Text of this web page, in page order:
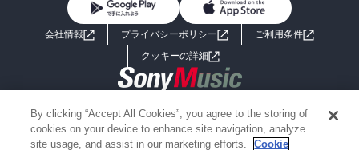
ライトノベル 男子向けラノベ
小説
海外小説
ミステリー SF
よくあるご質問 お問い合わせ
会社情報 プライバシーポリシー
ご利用条件
クッキーの詳細
Copyright 2017 - 2026 Sony Music Entertainment(Japan) Inc.
Information on the site is for the Japan domestic market only
powered by
By clicking “Accept All Cookies”, you agree to the storing of
cookies on your device to enhance site navigation, analyze
site usage, and assist in our marketing efforts.
Cookie